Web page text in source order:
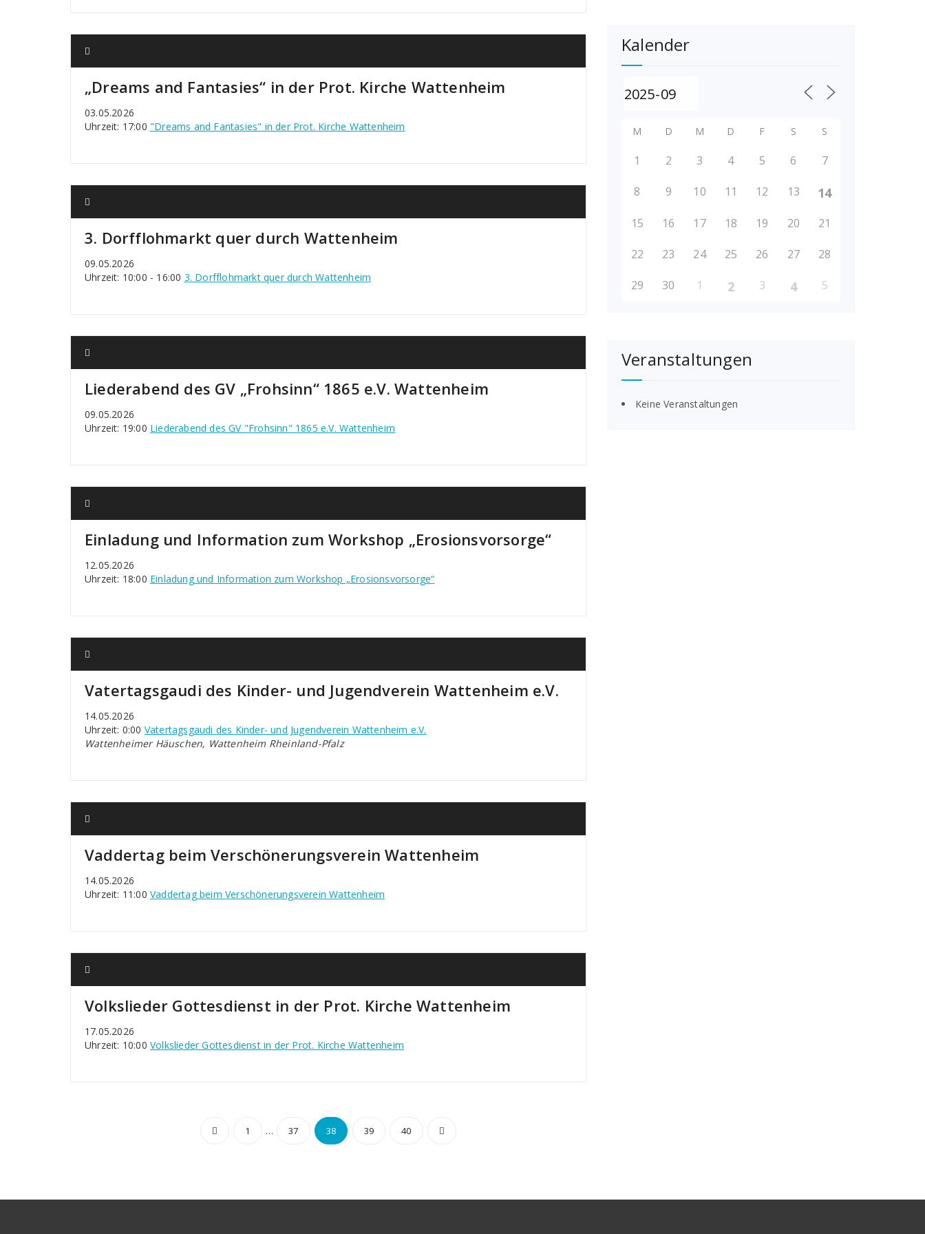
„Dreams and Fantasies“ in der Prot. Kirche Wattenheim
03.05.2026
Uhrzeit: 17:00 "Dreams and Fantasies" in der Prot. Kirche Wattenheim
3. Dorfflohmarkt quer durch Wattenheim
09.05.2026
Uhrzeit: 10:00 - 16:00 3. Dorfflohmarkt quer durch Wattenheim
Liederabend des GV „Frohsinn“ 1865 e.V. Wattenheim
09.05.2026
Uhrzeit: 19:00 Liederabend des GV "Frohsinn" 1865 e.V. Wattenheim
Einladung und Information zum Workshop „Erosionsvorsorge“
12.05.2026
Uhrzeit: 18:00 Einladung und Information zum Workshop „Erosionsvorsorge“
Vatertagsgaudi des Kinder- und Jugendverein Wattenheim e.V.
14.05.2026
Uhrzeit: 0:00 Vatertagsgaudi des Kinder- und Jugendverein Wattenheim e.V.
Wattenheimer Häuschen, Wattenheim Rheinland-Pfalz
Vaddertag beim Verschönerungsverein Wattenheim
14.05.2026
Uhrzeit: 11:00 Vaddertag beim Verschönerungsverein Wattenheim
Volkslieder Gottesdienst in der Prot. Kirche Wattenheim
17.05.2026
Uhrzeit: 10:00 Volkslieder Gottesdienst in der Prot. Kirche Wattenheim
Seitennummerierung
1 … 37 38 39 40
Kalender
M D M D F S S
1 2 3 4 5 6 7
8 9 10 11 12 13 14
15 16 17 18 19 20 21
22 23 24 25 26 27 28
29 30 1 2 3 4 5
Veranstaltungen
Keine Veranstaltungen